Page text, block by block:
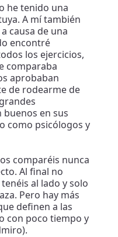
he tenido una
A mí también
causa de una
encontré
los ejercicios,
comparaba
aprobaban
de rodearme de
en sus
como psicólogos y
comparéis nunca
Al final no
al lado y solo
Pero hay más
definen a las
con poco tiempo y